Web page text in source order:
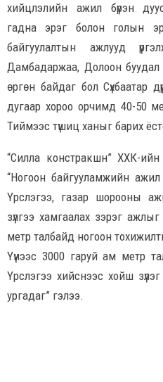
хийцлэлийн ажил бүрэн
гадна эрэг болон голын
байгуулалтын ажлууд
Дамбадаржаа, Долоон
өргөн байдаг бол Сүхбаатар
дугаар хороо орчимд 40-50
Тиймээс түшиц ханыг барих
“Силла констракшн” ХХК-
“Ногоон байгууламжийн
Үрслэгээ, газар шорооны
зүлгээ хамгаалах зэрэг
метр талбайд ногоон
Үүнээс 3000 гаруй ам метр
Үрслэгээ хийснээс хойш
ургадаг” гэлээ.